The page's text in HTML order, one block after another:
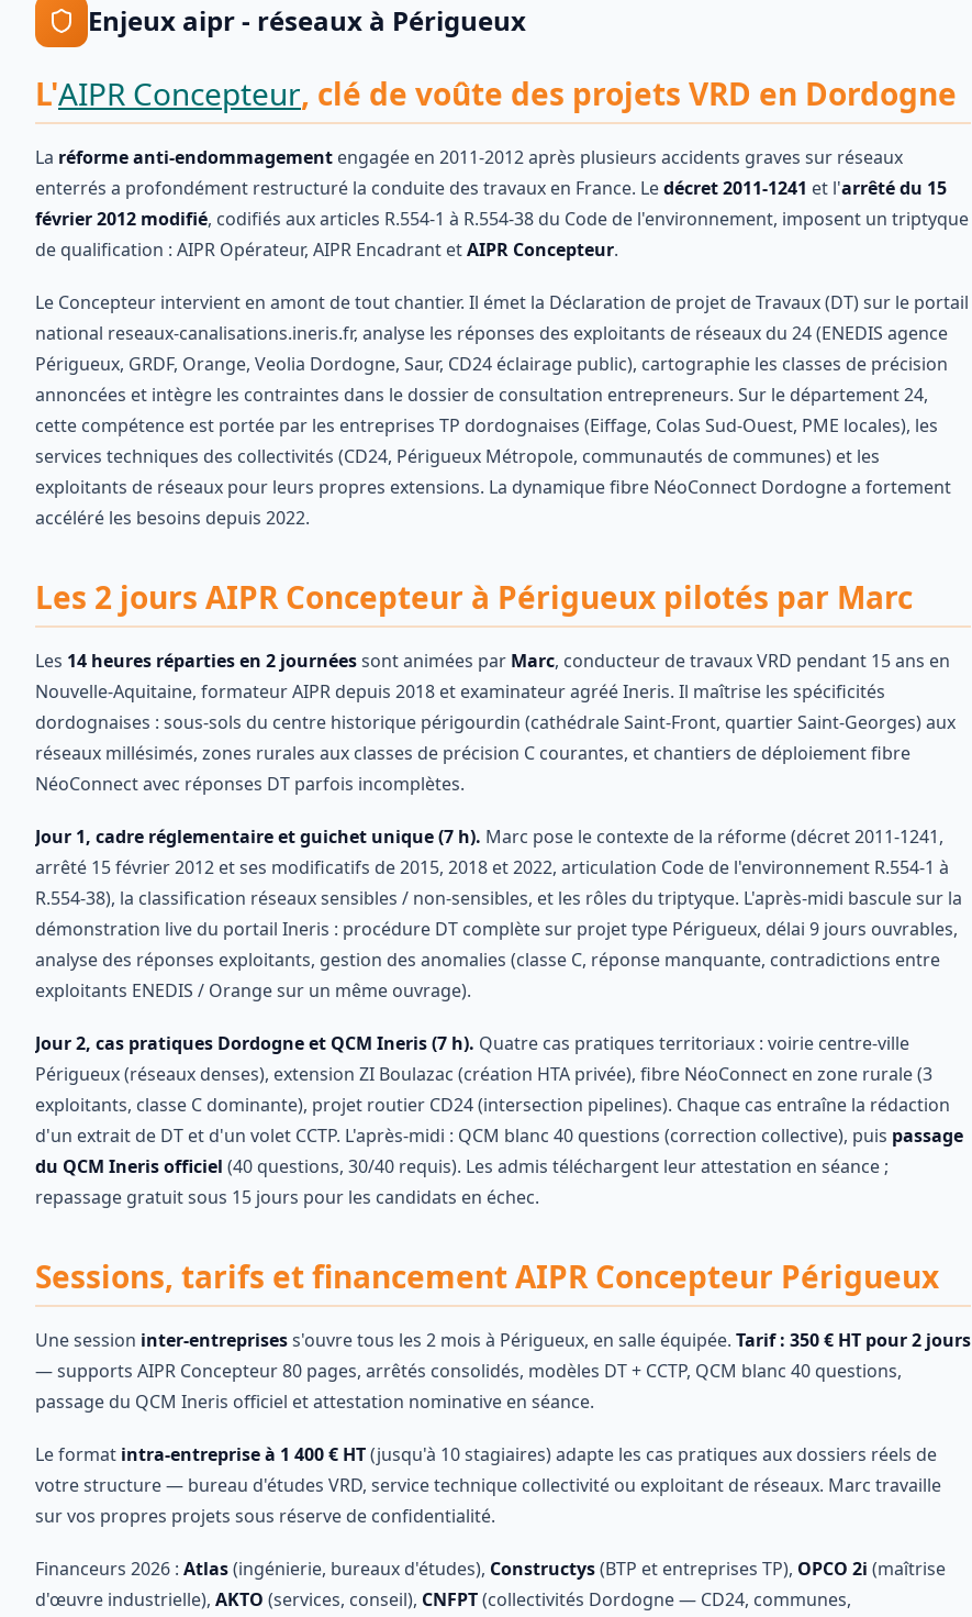
Enjeux aipr - réseaux à Périgueux
L'AIPR Concepteur, clé de voûte des projets VRD en Dordogne
La réforme anti-endommagement engagée en 2011-2012 après plusieurs accidents graves sur réseaux
enterrés a profondément restructuré la conduite des travaux en France. Ledécret 2011-1241 et l'arrêté du 15
février 2012 modifié, codifiés aux articles R.554-1 à R.554-38 du Code de l'environnement, imposent un triptyque
de qualification : AIPR Opérateur, AIPR Encadrant etAIPR Concepteur.
Le Concepteur intervient en amont de tout chantier. Il émet la Déclaration de projet de Travaux (DT) sur le portail
national reseaux-canalisations.ineris.fr, analyse les réponses des exploitants de réseaux du 24 (ENEDIS agence
Périgueux, GRDF, Orange, Veolia Dordogne, Saur, CD24 éclairage public), cartographie les classes de précision
annoncées et intègre les contraintes dans le dossier de consultation entrepreneurs. Sur le département 24,
cette compétence est portée par les entreprises TP dordognaises (Eiffage, Colas Sud-Ouest, PME locales), les
services techniques des collectivités (CD24, Périgueux Métropole, communautés de communes) et les
exploitants de réseaux pour leurs propres extensions. La dynamique fibre NéoConnect Dordogne a fortement
accéléré les besoins depuis 2022.
Les 2 jours AIPR Concepteur à Périgueux pilotés par Marc
Les 14 heures réparties en 2 journéessont animées par Marc, conducteur de travaux VRD pendant 15 ans en
Nouvelle-Aquitaine, formateur AIPR depuis 2018 et examinateur agréé Ineris. Il maîtrise les spécificités
dordognaises : sous-sols du centre historique périgourdin (cathédrale Saint-Front, quartier Saint-Georges) aux
réseaux millésimés, zones rurales aux classes de précision C courantes, et chantiers de déploiement fibre
NéoConnect avec réponses DT parfois incomplètes.
Jour 1, cadre réglementaire et guichet unique (7 h). Marc pose le contexte de la réforme (décret 2011-1241,
arrêté 15 février 2012 et ses modificatifs de 2015, 2018 et 2022, articulation Code de l'environnement R.554-1 à
R.554-38), la classification réseaux sensibles / non-sensibles, et les rôles du triptyque. L'après-midi bascule sur la
démonstration live du portail Ineris : procédure DT complète sur projet type Périgueux, délai 9 jours ouvrables,
analyse des réponses exploitants, gestion des anomalies (classe C, réponse manquante, contradictions entre
exploitants ENEDIS / Orange sur un même ouvrage).
Jour 2, cas pratiques Dordogne et QCM Ineris (7 h). Quatre cas pratiques territoriaux : voirie centre-ville
Périgueux (réseaux denses), extension ZI Boulazac (création HTA privée), fibre NéoConnect en zone rurale (3
exploitants, classe C dominante), projet routier CD24 (intersection pipelines). Chaque cas entraîne la rédaction
d'un extrait de DT et d'un volet CCTP. L'après-midi : QCM blanc 40 questions (correction collective), puis passage
du QCM Ineris officiel (40 questions, 30/40 requis). Les admis téléchargent leur attestation en séance ;
repassage gratuit sous 15 jours pour les candidats en échec.
Sessions, tarifs et financement AIPR Concepteur Périgueux
Une session inter-entreprisess'ouvre tous les 2 mois à Périgueux, en salle équipée. Tarif : 350 € HT pour 2 jours
— supports AIPR Concepteur 80 pages, arrêtés consolidés, modèles DT + CCTP, QCM blanc 40 questions,
passage du QCM Ineris officiel et attestation nominative en séance.
Le format intra-entreprise à 1 400 € HT(jusqu'à 10 stagiaires) adapte les cas pratiques aux dossiers réels de
votre structure — bureau d'études VRD, service technique collectivité ou exploitant de réseaux. Marc travaille
sur vos propres projets sous réserve de confidentialité.
Financeurs 2026 : Atlas(ingénierie, bureaux d'études), Constructys(BTP et entreprises TP), OPCO 2i (maîtrise
d'œuvre industrielle), AKTO (services, conseil), CNFPT(collectivités Dordogne — CD24, communes,